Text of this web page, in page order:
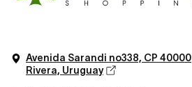
Avenida Sarandi no338, CP 40000
Rivera, Uruguay